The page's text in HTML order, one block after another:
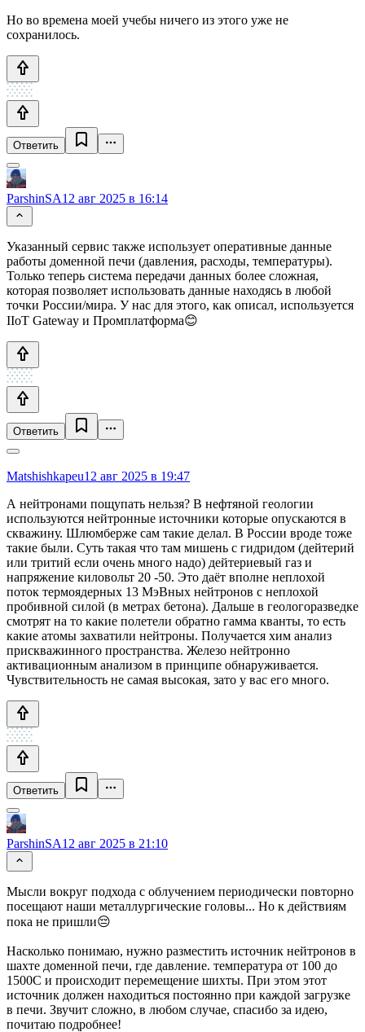
Но во времена моей учебы ничего из этого уже не
сохранилось.
Ответить
ParshinSA12 авг 2025 в 16:14
Указанный сервис также использует оперативные данные
работы доменной печи (давления, расходы, температуры).
Только теперь система передачи данных более сложная,
которая позволяет использовать данные находясь в любой
точки России/мира. У нас для этого, как описал, используется
IIoT Gateway и Промплатформа😊
Ответить
Matshishkapeu12 авг 2025 в 19:47
А нейтронами пощупать нельзя? В нефтяной геологии
используются нейтронные источники которые опускаются в
скважину. Шлюмберже сам такие делал. В России вроде тоже
такие были. Суть такая что там мишень с гидридом (дейтерий
или тритий если очень много надо) дейтериевый газ и
напряжение киловольт 20 -50. Это даёт вполне неплохой
поток термоядерных 13 МэВных нейтронов с неплохой
пробивной силой (в метрах бетона). Дальше в геологоразведке
смотрят на то какие полетели обратно гамма кванты, то есть
какие атомы захватили нейтроны. Получается хим анализ
прискважинного пространства. Железо нейтронно
активационным анализом в принципе обнаруживается.
Чувствительность не самая высокая, зато у вас его много.
Ответить
ParshinSA12 авг 2025 в 21:10
Мысли вокруг подхода с облучением периодически повторно
посещают наши металлургические головы... Но к действиям
пока не пришли😔
Насколько понимаю, нужно разместить источник нейтронов в
шахте доменной печи, где давление. температура от 100 до
1500С и происходит перемещение шихты. При этом этот
источник должен находиться постоянно при каждой загрузке
в печи. Звучит сложно, в любом случае, спасибо за идею,
почитаю подробнее!